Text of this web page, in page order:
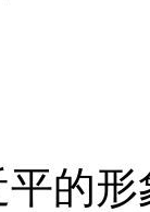
的